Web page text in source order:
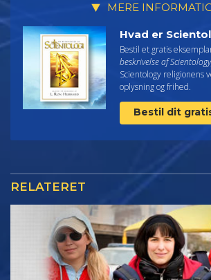
MERE
Hvad er
Bestil et gratis
beskrivelse af
Scientology religionens
oplysning og frihed.
Bestil dit
RELATERET